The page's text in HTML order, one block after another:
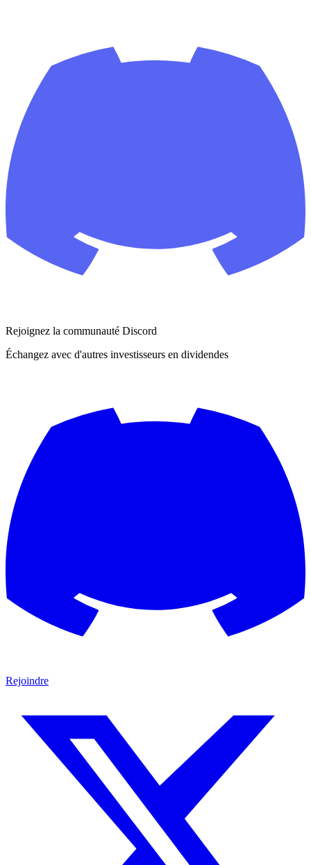
Rejoignez la communauté Discord
Échangez avec d'autres investisseurs en dividendes
Rejoindre